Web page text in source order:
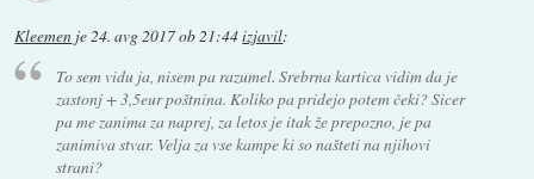
Kleemen je24. avg 2017 ob 21:44izjavil:
To sem vidu ja, nisem pa razumel. Srebrna kartica vidim da je
zastonj + 3,5eur poštnina. Koliko pa pridejo potem čeki? Sicer
pa me zanima za naprej, za letos je itak že prepozno, je pa
zanimiva stvar. Velja za vse kampe ki so našteti na njihovi
strani?